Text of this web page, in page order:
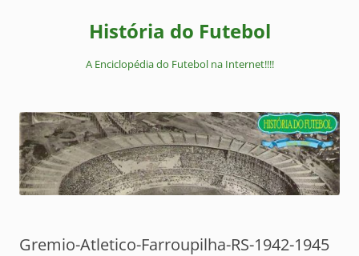
História do Futebol
A Enciclopédia do Futebol na Internet!!!!
Gremio-Atletico-Farroupilha-RS-1942-1945